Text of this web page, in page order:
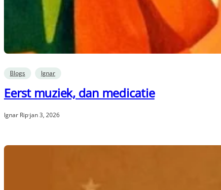
Blogs Ignar
Eerst muziek, dan medicatie
Ignar Rip·jan 3, 2026